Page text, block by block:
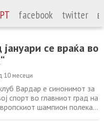
facebook twitter
се враќа во
10 месеци
Вардар е синонимот за
спорт во главниот град на
шампион полека